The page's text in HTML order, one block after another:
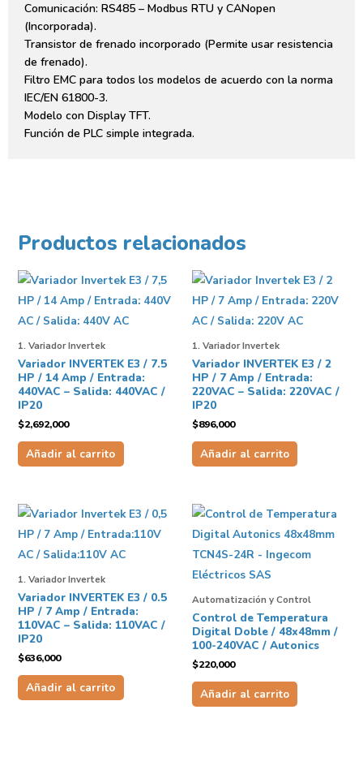
Comunicación: RS485 – Modbus RTU y CANopen
(Incorporada).
Transistor de frenado incorporado (Permite usar resistencia
de frenado).
Filtro EMC para todos los modelos de acuerdo con la norma
IEC/EN 61800-3.
Modelo con Display TFT.
Función de PLC simple integrada.
Productos relacionados
1. Variador Invertek
Variador INVERTEK E3 / 7.5
HP / 14 Amp / Entrada:
440VAC – Salida: 440VAC /
IP20
$2,692,000
Añadir al carrito
1. Variador Invertek
Variador INVERTEK E3 / 2
HP / 7 Amp / Entrada:
220VAC – Salida: 220VAC /
IP20
$896,000
Añadir al carrito
1. Variador Invertek
Variador INVERTEK E3 / 0.5
HP / 7 Amp / Entrada:
110VAC – Salida: 110VAC /
IP20
$636,000
Añadir al carrito
Automatización y Control
Control de Temperatura
Digital Doble / 48x48mm /
100-240VAC / Autonics
$220,000
Añadir al carrito